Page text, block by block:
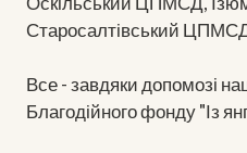
Старосалтівський
Все - завдяки допомозі
Благодійного фонду "Із